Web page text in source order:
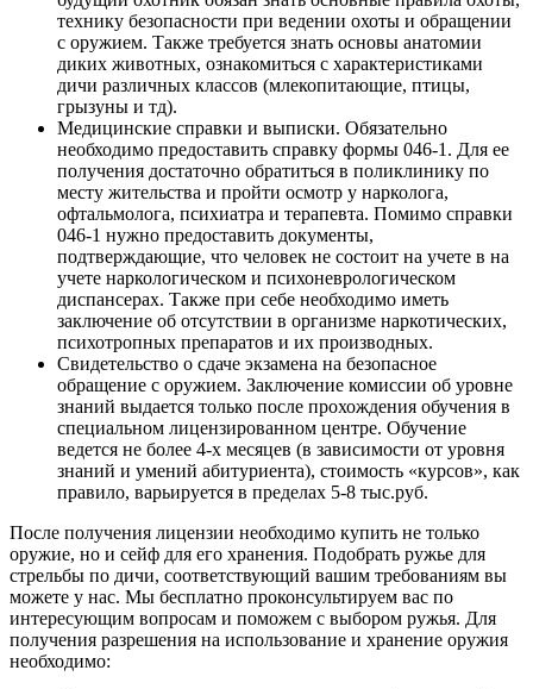
технику безопасности при ведении охоты и обращении
с оружием. Также требуется знать основы анатомии
диких животных, ознакомиться с характеристиками
дичи различных классов (млекопитающие, птицы,
грызуны и тд).
Медицинские справки и выписки. Обязательно
необходимо предоставить справку формы 046-1. Для ее
получения достаточно обратиться в поликлинику по
месту жительства и пройти осмотр у нарколога,
офтальмолога, психиатра и терапевта. Помимо справки
046-1 нужно предоставить документы,
подтверждающие, что человек не состоит на учете в на
учете наркологическом и психоневрологическом
диспансерах. Также при себе необходимо иметь
заключение об отсутствии в организме наркотических,
психотропных препаратов и их производных.
Свидетельство о сдаче экзамена на безопасное
обращение с оружием. Заключение комиссии об уровне
знаний выдается только после прохождения обучения в
специальном лицензированном центре. Обучение
ведется не более 4-х месяцев (в зависимости от уровня
знаний и умений абитуриента), стоимость «курсов», как
правило, варьируется в пределах 5-8 тыс.руб.
После получения лицензии необходимо купить не только
оружие, но и сейф для его хранения. Подобрать ружье для
стрельбы по дичи, соответствующий вашим требованиям вы
можете у нас. Мы бесплатно проконсультируем вас по
интересующим вопросам и поможем с выбором ружья. Для
получения разрешения на использование и хранение оружия
необходимо: